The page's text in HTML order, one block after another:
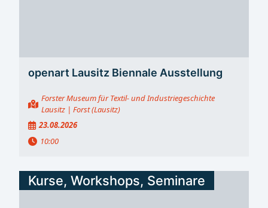
openart Lausitz Biennale Ausstellung
Forster Museum für Textil- und Industriegeschichte
Lausitz | Forst (Lausitz)
23.08.2026
10:00
Kurse, Workshops, Seminare